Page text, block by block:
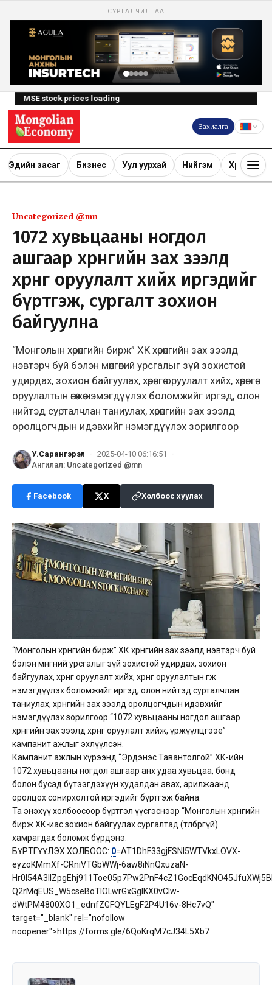
СУРТАЛЧИЛГАА
MSE stock prices loading
Захиалга
Эдийн засаг Бизнес Уул уурхай Нийгэм Хөрөнгө
Uncategorized @mn
1072 хувьцааны ногдол
ашгаар хөрөнгийн зах зээлд
хөрөнгө оруулалт хийх иргэдийг
бүртгэж, сургалт зохион
байгуулна
“Монголын хөрөнгийн бирж” ХК хөрөнгийн зах зээлд
нэвтэрч буй бэлэн мөнгөний урсгалыг зүй зохистой
удирдах, зохион байгуулах, хөрөнгө оруулалт хийх, хөрөнгө
оруулалтын өгөөжөө нэмэгдүүлэх боломжийг иргэд, олон
нийтэд сурталчлан таниулах, хөрөнгийн зах зээлд
оролцогчдын идэвхийг нэмэгдүүлэх зорилгоор
У.Сарангэрэл · 2025-04-10 06:16:51
·
Ангилал: Uncategorized @mn
Facebook X Холбоос хуулах
“Монголын хөрөнгийн бирж” ХК хөрөнгийн зах зээлд нэвтэрч буй
бэлэн мөнгөний урсгалыг зүй зохистой удирдах, зохион
байгуулах, хөрөнгө оруулалт хийх, хөрөнгө оруулалтын өгөөжөө
нэмэгдүүлэх боломжийг иргэд, олон нийтэд сурталчлан
таниулах, хөрөнгийн зах зээлд оролцогчдын идэвхийг
нэмэгдүүлэх зорилгоор “1072 хувьцааны ногдол ашгаар
хөрөнгийн зах зээлд хөрөнгө оруулалт хийж, үржүүлцгээе”
кампанит ажлыг эхлүүлсэн.
Кампанит ажлын хүрээнд “Эрдэнэс Тавантолгой” ХК-ийн
1072 хувьцааны ногдол ашгаар анх удаа хувьцаа, бонд
болон бусад бүтээгдэхүүн худалдан авах, арилжаанд
оролцох сонирхолтой иргэдийг бүртгэж байна.
Та энэхүү холбоосоор бүртгэл үүсгэснээр “Монголын хөрөнгийн
бирж ХК-иас зохион байгуулах сургалтад (төлбөргүй)
хамрагдах боломж бүрдэнэ.
БҮРТГҮҮЛЭХ ХОЛБООС: 0=AT1DhF33gjFSNI5WTVkxLOVX-
eyzoKMmXf-CRniVTGbWWj-6aw8iNnQxuzaN-
Q2rMqEUS_W5cseBoTIOLwrGxGgIKX0vCIw-
dWtPM4800XO1_ednfZGFQYLEgF2P4U16v-8Hc7vQ"
target="_blank" rel="nofollow
noopener">https://forms.gle/6QoKrqM7cJ34L5Xb7